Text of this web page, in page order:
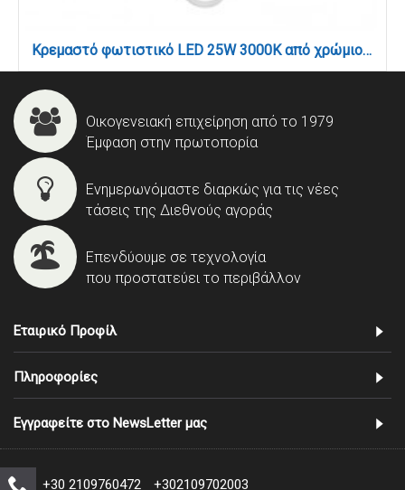
Κρεμαστό φωτιστικό LED 25W 3000K από χρώμιο μέταλλο και σωλήνα σιλικόνης D:65cm (6015-CH)
Οικογενειακή επιχείρηση από το 1979
Έμφαση στην πρωτοπορία
Ενημερωνόμαστε διαρκώς για τις νέες
τάσεις της Διεθνούς αγοράς
Επενδύουμε σε τεχνολογία
που προστατεύει το περιβάλλον
Εταιρικό Προφίλ
Πληροφορίες
Εγγραφείτε στο NewsLetter μας
+30 2109760472 +302109702003